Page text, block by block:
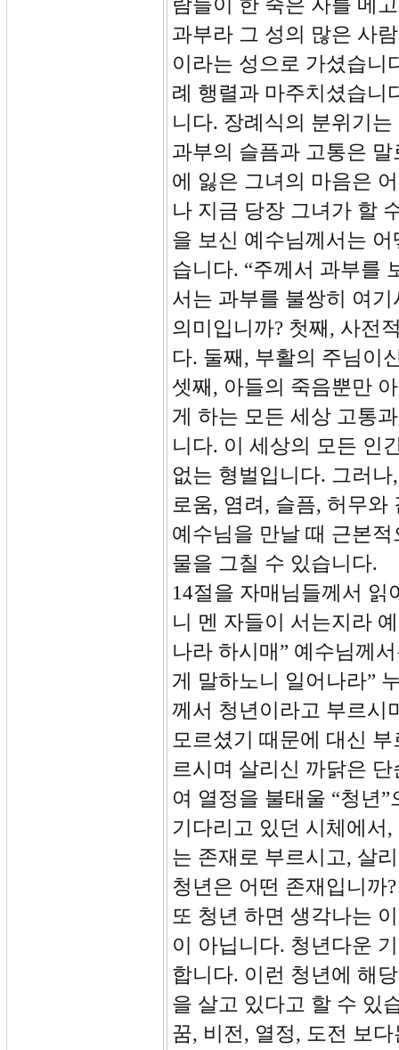
과부라 그 성의 많은 사
이라는 성으로 가셨습니
례 행렬과 마주치셨습니
니다. 장례식의 분위기
과부의 슬픔과 고통은
에 잃은 그녀의 마음은
나 지금 당장 그녀가 할
을 보신 예수님께서는
습니다. “주께서 과부를
서는 과부를 불쌍히 여
의미입니까? 첫째, 사전
다. 둘째, 부활의 주님이
셋째, 아들의 죽음뿐만
게 하는 모든 세상 고통
니다. 이 세상의 모든 인
없는 형벌입니다. 그러
로움, 염려, 슬픔, 허무
예수님을 만날 때 근본
물을 그칠 수 있습니다.
14절을 자매님들께서 읽
니 멘 자들이 서는지라
나라 하시매” 예수님께
게 말하노니 일어나라”
께서 청년이라고 부르시
모르셨기 때문에 대신
르시며 살리신 까닭은
여 열정을 불태울 “청년
기다리고 있던 시체에서
는 존재로 부르시고, 살
청년은 어떤 존재입니까
또 청년 하면 생각나는
이 아닙니다. 청년다운
합니다. 이런 청년에 해
을 살고 있다고 할 수 있
꿈, 비전, 열정, 도전 보